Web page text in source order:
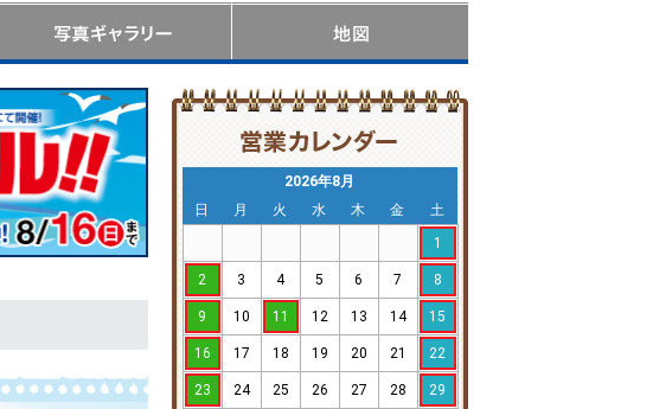
2026年8月
日
月 火 水 木 金
土
1
2 3 4 5 6 7 8
9 10 11 12 13 14 15
16 17 18 19 20 21 22
23 24 25 26 27 28 29